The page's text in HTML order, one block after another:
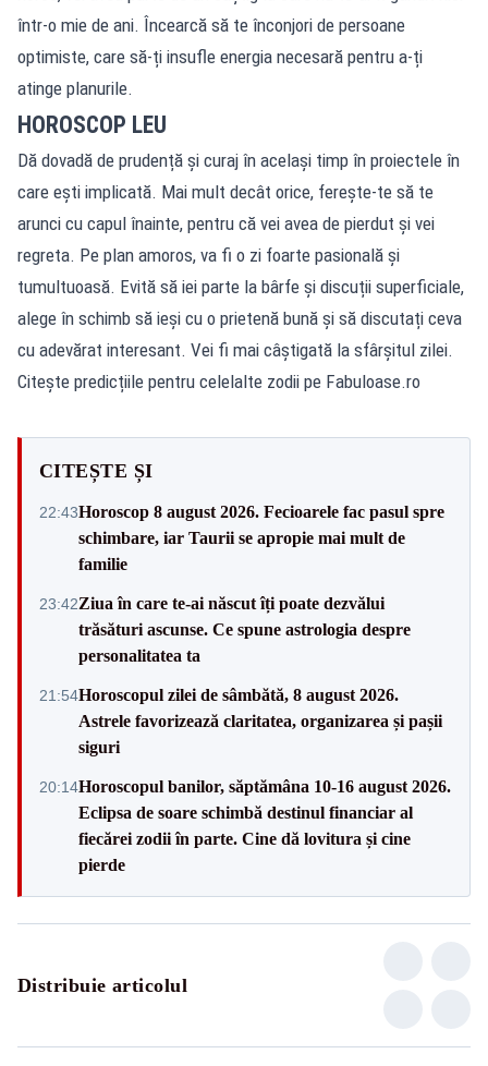
într-o mie de ani. Încearcă să te înconjori de persoane
optimiste, care să-ți insufle energia necesară pentru a-ți
atinge planurile.
HOROSCOP LEU
Dă dovadă de prudență și curaj în același timp în proiectele în
care ești implicată. Mai mult decât orice, ferește-te să te
arunci cu capul înainte, pentru că vei avea de pierdut și vei
regreta. Pe plan amoros, va fi o zi foarte pasională și
tumultuoasă. Evită să iei parte la bârfe și discuții superficiale,
alege în schimb să ieși cu o prietenă bună și să discutați ceva
cu adevărat interesant. Vei fi mai câștigată la sfârșitul zilei.
Citește predicțiile pentru celelalte zodii pe Fabuloase.ro
CITEȘTE ȘI
22:43Horoscop 8 august 2026. Fecioarele fac pasul spre
schimbare, iar Taurii se apropie mai mult de
familie
23:42Ziua în care te-ai născut îți poate dezvălui
trăsături ascunse. Ce spune astrologia despre
personalitatea ta
21:54Horoscopul zilei de sâmbătă, 8 august 2026.
Astrele favorizează claritatea, organizarea și pașii
siguri
20:14Horoscopul banilor, săptămâna 10-16 august 2026.
Eclipsa de soare schimbă destinul financiar al
fiecărei zodii în parte. Cine dă lovitura și cine
pierde
Distribuie articolul